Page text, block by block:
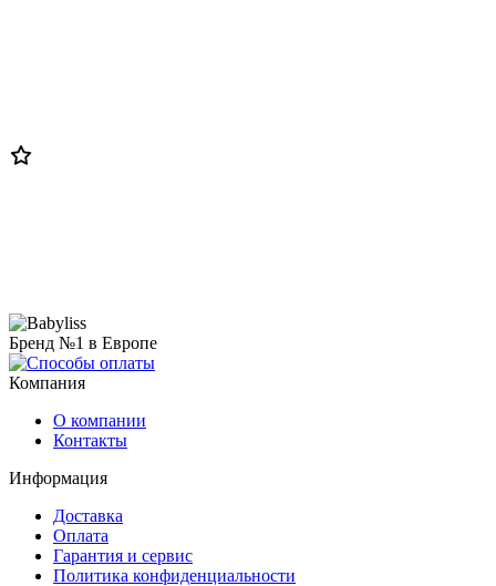
Бренд №1 в Европе
Компания
О компании
Контакты
Информация
Доставка
Оплата
Гарантия и сервис
Политика конфиденциальности